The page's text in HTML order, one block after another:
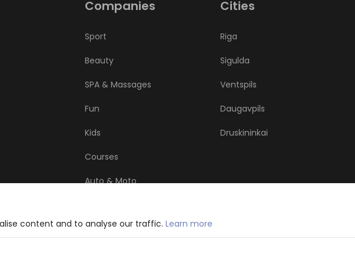
content and to analyse our traffic. Learn more
Companies
Sport
Beauty
SPA & Massages
Fun
Kids
Courses
Auto & Moto
Other services
Cities
Riga
Sigulda
Ventspils
Daugavpils
Druskininkai